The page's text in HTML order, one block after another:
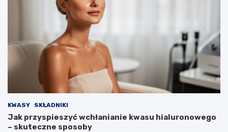
KWASY SKŁADNIKI
Jak przyspieszyć wchłanianie kwasu hialuronowego
– skuteczne sposoby